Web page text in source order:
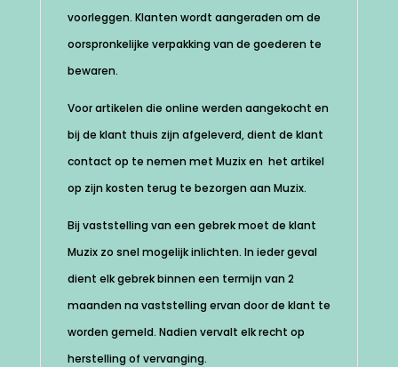
voorleggen. Klanten wordt aangeraden om de
oorspronkelijke verpakking van de goederen te
bewaren.
Voor artikelen die online werden aangekocht en
bij de klant thuis zijn afgeleverd, dient de klant
contact op te nemen met Muzix en het artikel
op zijn kosten terug te bezorgen aan Muzix.
Bij vaststelling van een gebrek moet de klant
Muzix zo snel mogelijk inlichten. In ieder geval
dient elk gebrek binnen een termijn van 2
maanden na vaststelling ervan door de klant te
worden gemeld. Nadien vervalt elk recht op
herstelling of vervanging.